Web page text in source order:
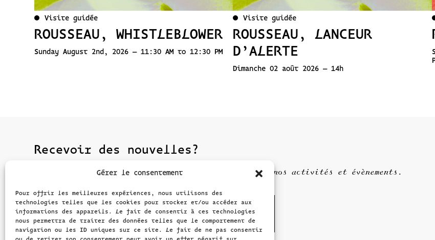
Gérer le consentement
Pour offrir les meilleures expériences, nous utilisons des
technologies telles que les cookies pour stocker et/ou accéder aux
informations des appareils. Le fait de consentir à ces technologies
nous permettra de traiter des données telles que le comportement de
navigation ou les ID uniques sur ce site. Le fait de ne pas consentir
Visite guidée
ROUSSEAU, WHISTLEBLOWER
Sunday August 2nd, 2026 – 11:30 AM to 12:30 PM
Visite guidée
ROUSSEAU, LANCEUR
D’ALERTE
Dimanche 02 août 2026 – 14h
Recevoir des nouvelles?
Inscrivez-vous à la newsletter et restez informé de nos activités et évènements.